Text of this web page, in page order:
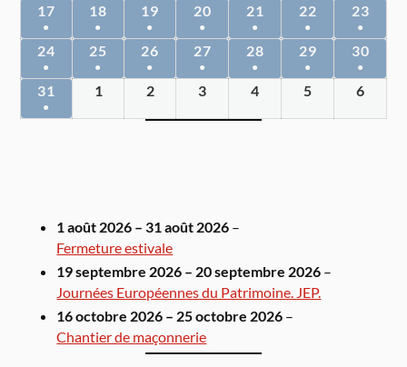
17
●
18
●
19
●
20
●
21
●
22
●
23
●
24
●
25
●
26
●
27
●
28
●
29
●
30
●
31
●
1 2 3 4 5 6
1 août 2026 – 31 août 2026 –
Fermeture estivale
19 septembre 2026 – 20 septembre 2026 –
Journées Européennes du Patrimoine. JEP.
16 octobre 2026 – 25 octobre 2026 –
Chantier de maçonnerie